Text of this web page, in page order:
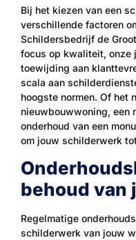
Bij het kiezen van een
verschillende factoren
Schildersbedrijf de
focus op kwaliteit, onze
toewijding aan
scala aan
hoogste normen. Of het
nieuwbouwwoning, een
onderhoud van een
om jouw schilderwerk
behoud van
Regelmatige
schilderwerk van jouw